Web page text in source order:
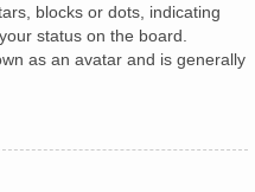
blocks or dots, indicating
status on the board.
as an avatar and is generally